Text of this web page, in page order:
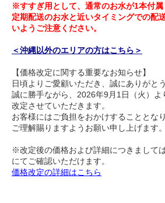
※すすぎ用として、通常のお水が1本付属
定期配送のお水と近いタイミングでの配
いようご注意ください。
＜沖縄以外のエリアの方はこちら＞
【価格改定に関する重要なお知らせ】
日頃よりご愛顧いただき、誠にありがと
誠に勝手ながら、2026年9月1日（火）よ
改定させていただきます。
お客様にはご負担をおかけすることとな
ご理解賜りますようお願い申し上げます。
※改定後の価格および詳細につきまして
にてご確認いただけます。
価格改定の詳細はこちら